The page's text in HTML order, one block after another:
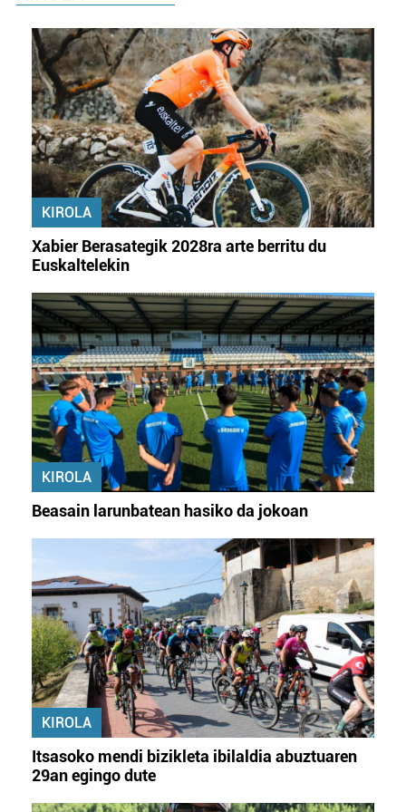
fitxategiak erabiltzen ditu. Zure esperientzia eta
zerbitzuak hobetzeko asmoz, cookie teknologiaz
baliatzen gara. Ohar hau onartuz gero, teknologia hori
erabiltzeko baimen esplizitua ematen diguzu.Gehiago
irakurri
KIROLA
Xabier Berasategik 2028ra arte berritu du
Euskaltelekin
KIROLA
Beasain larunbatean hasiko da jokoan
KIROLA
Itsasoko mendi bizikleta ibilaldia abuztuaren
29an egingo dute